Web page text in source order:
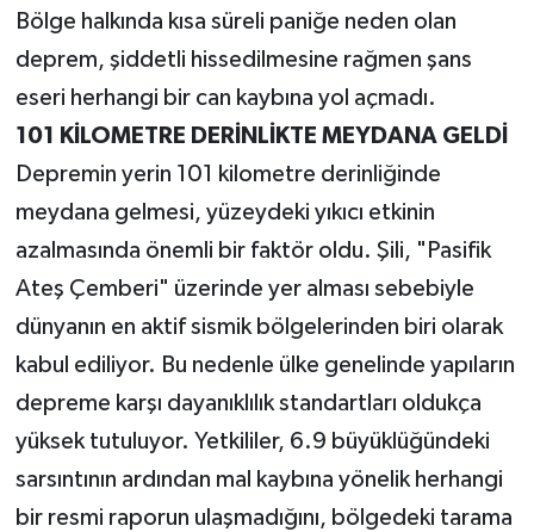
Bölge halkında kısa süreli paniğe neden olan
deprem, şiddetli hissedilmesine rağmen şans
eseri herhangi bir can kaybına yol açmadı.
101 KİLOMETRE DERİNLİKTE MEYDANA GELDİ
Depremin yerin 101 kilometre derinliğinde
meydana gelmesi, yüzeydeki yıkıcı etkinin
azalmasında önemli bir faktör oldu. Şili, "Pasifik
Ateş Çemberi" üzerinde yer alması sebebiyle
dünyanın en aktif sismik bölgelerinden biri olarak
kabul ediliyor. Bu nedenle ülke genelinde yapıların
depreme karşı dayanıklılık standartları oldukça
yüksek tutuluyor. Yetkililer, 6.9 büyüklüğündeki
sarsıntının ardından mal kaybına yönelik herhangi
bir resmi raporun ulaşmadığını, bölgedeki tarama